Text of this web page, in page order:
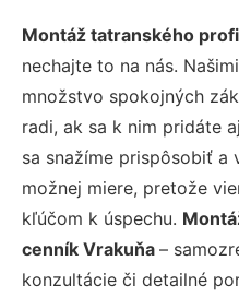
Montáž tatranského
nechajte to na nás.
množstvo spokojných
radi, ak sa k nim pridáte
sa snažíme prispôsobiť a
možnej miere, pretože
kľúčom k úspechu.
cenník Vrakuňa –
konzultácie či detailné